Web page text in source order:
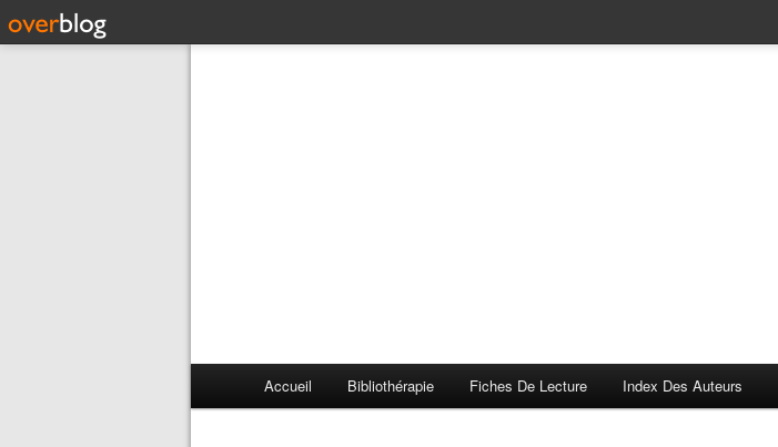
Accueil Bibliothérapie Fiches De Lecture Index Des Auteurs